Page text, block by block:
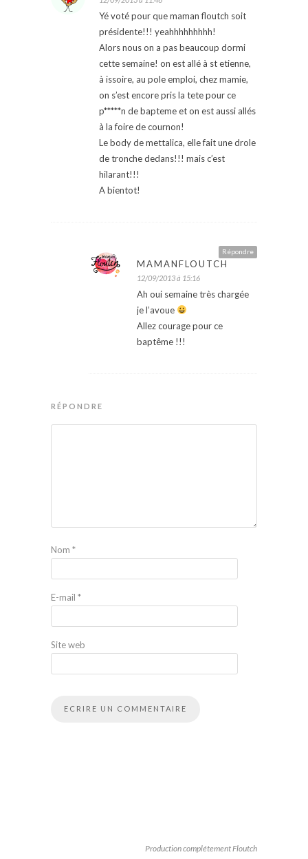
Yé voté pour que maman floutch soit
présidente!!! yeahhhhhhhhh!
Alors nous on a pas beaucoup dormi
cette semaine! on est allé à st etienne,
à issoire, au pole emploi, chez mamie,
on s’est encore pris la tete pour ce
p*****n de bapteme et on est aussi allés
à la foire de cournon!
Le body de mettalica, elle fait une drole
de tronche dedans!!! mais c’est
hilarant!!!
A bientot!
Répondre
MAMANFLOUTCH
12/09/2013 à 15:16
Ah oui semaine très chargée
je l’avoue
Allez courage pour ce
baptême !!!
RÉPONDRE
Nom *
E-mail *
Site web
Production complétement Floutch